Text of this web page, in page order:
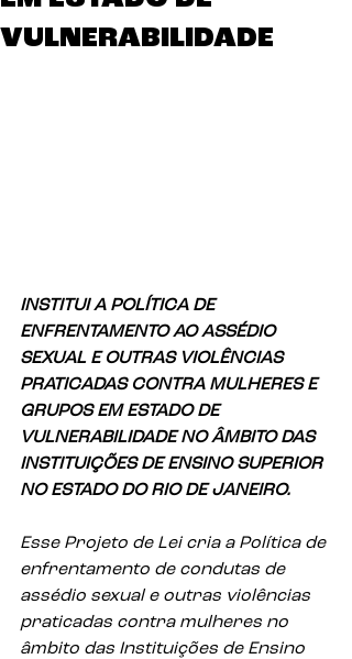
VULNERABILIDADE
INSTITUI A POLÍTICA DE
ENFRENTAMENTO AO ASSÉDIO
SEXUAL E OUTRAS VIOLÊNCIAS
PRATICADAS CONTRA MULHERES E
GRUPOS EM ESTADO DE
VULNERABILIDADE NO ÂMBITO DAS
INSTITUIÇÕES DE ENSINO SUPERIOR
NO ESTADO DO RIO DE JANEIRO.
Esse Projeto de Lei cria a Política de
enfrentamento de condutas de
assédio sexual e outras violências
praticadas contra mulheres no
âmbito das Instituições de Ensino